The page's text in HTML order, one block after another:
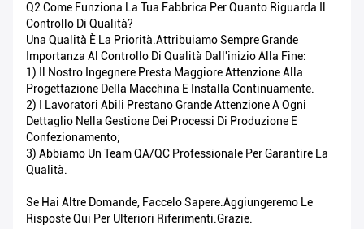
Q2 Come Funziona La Tua Fabbrica Per Quanto Riguarda Il
Controllo Di Qualità?
Una Qualità È La Priorità.Attribuiamo Sempre Grande
Importanza Al Controllo Di Qualità Dall'inizio Alla Fine:
1) Il Nostro Ingegnere Presta Maggiore Attenzione Alla
Progettazione Della Macchina E Installa Continuamente.
2) I Lavoratori Abili Prestano Grande Attenzione A Ogni
Dettaglio Nella Gestione Dei Processi Di Produzione E
Confezionamento;
3) Abbiamo Un Team QA/QC Professionale Per Garantire La
Qualità.
Se Hai Altre Domande, Faccelo Sapere.Aggiungeremo Le
Risposte Qui Per Ulteriori Riferimenti.Grazie.